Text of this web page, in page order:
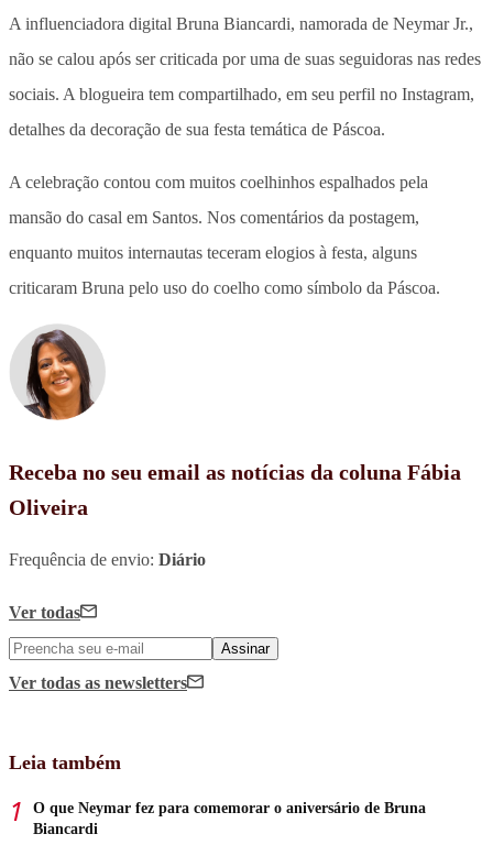
A influenciadora digital Bruna Biancardi, namorada de Neymar Jr.,
não se calou após ser criticada por uma de suas seguidoras nas redes
sociais. A blogueira tem compartilhado, em seu perfil no Instagram,
detalhes da decoração de sua festa temática de Páscoa.
A celebração contou com muitos coelhinhos espalhados pela
mansão do casal em Santos. Nos comentários da postagem,
enquanto muitos internautas teceram elogios à festa, alguns
criticaram Bruna pelo uso do coelho como símbolo da Páscoa.
Receba no seu email as notícias da coluna Fábia
Oliveira
Frequência de envio: Diário
Ver todas
Assinar
Ver todas as newsletters
Leia também
O que Neymar fez para comemorar o aniversário de Bruna
Biancardi